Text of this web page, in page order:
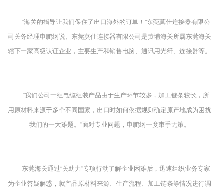
“海关的指导让我们保住了出口海外的订单！”东莞莫仕连接器有限公
司关务经理申鹏纲说。东莞莫仕连接器有限公司是黄埔海关所属东莞海关
辖下一家高级认证企业，主要生产和销售电脑、通讯用光纤、连接器等。
“我们公司一组电缆组装产品由于生产环节较多，加工链条较长，所
用原材料来源于多个不同国家，出口时如何依据规则确定原产地成为困扰
我们的一大难题。”面对专业问题，申鹏纲一度束手无策。
东莞海关通过“关助力”专项行动了解企业困难后，迅速组织业务专家
为企业答疑解惑，就产品原材料来源、生产流程、加工链条等情况进行调